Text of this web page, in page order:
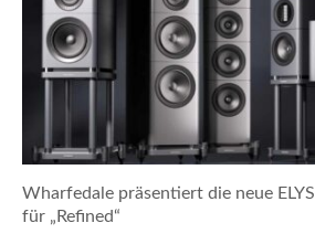
Wharfedale präsentiert die neue
für „Refined“